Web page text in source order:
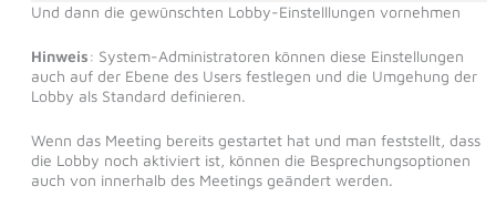
Und dann die gewünschten Lobby-Einstelllungen vornehmen
Hinweis: System-Administratoren können diese Einstellungen
auch auf der Ebene des Users festlegen und die Umgehung der
Lobby als Standard definieren.
Wenn das Meeting bereits gestartet hat und man feststellt, dass
die Lobby noch aktiviert ist, können die Besprechungsoptionen
auch von innerhalb des Meetings geändert werden.